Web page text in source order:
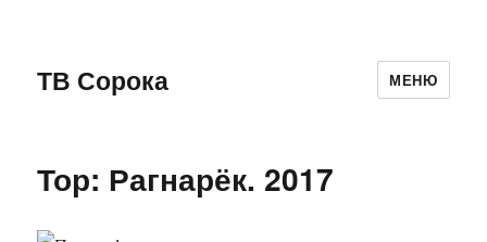
ТВ Сорока МЕНЮ
Тор: Рагнарёк. 2017